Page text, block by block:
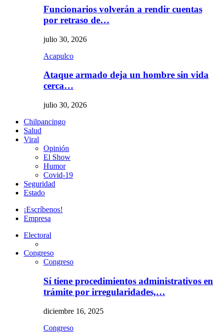
Funcionarios volverán a rendir cuentas
por retraso de…
julio 30, 2026
Acapulco
Ataque armado deja un hombre sin vida
cerca…
julio 30, 2026
Chilpancingo
Salud
Viral
Opinión
El Show
Humor
Covid-19
Seguridad
Estado
¡Escríbenos!
Empresa
Electoral
Congreso
Congreso
Sí tiene procedimientos administrativos en
trámite por irregularidades,…
diciembre 16, 2025
Congreso